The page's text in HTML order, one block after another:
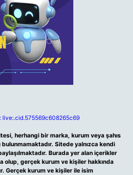
live:.cid.575569c608265c69
herhangi bir marka, kurum veya şahıs
Sitede yalnızca kendi
Burada yer alan içerikler
olup, gerçek kurum ve kişiler hakkında
Gerçek kurum ve kişiler ile isim